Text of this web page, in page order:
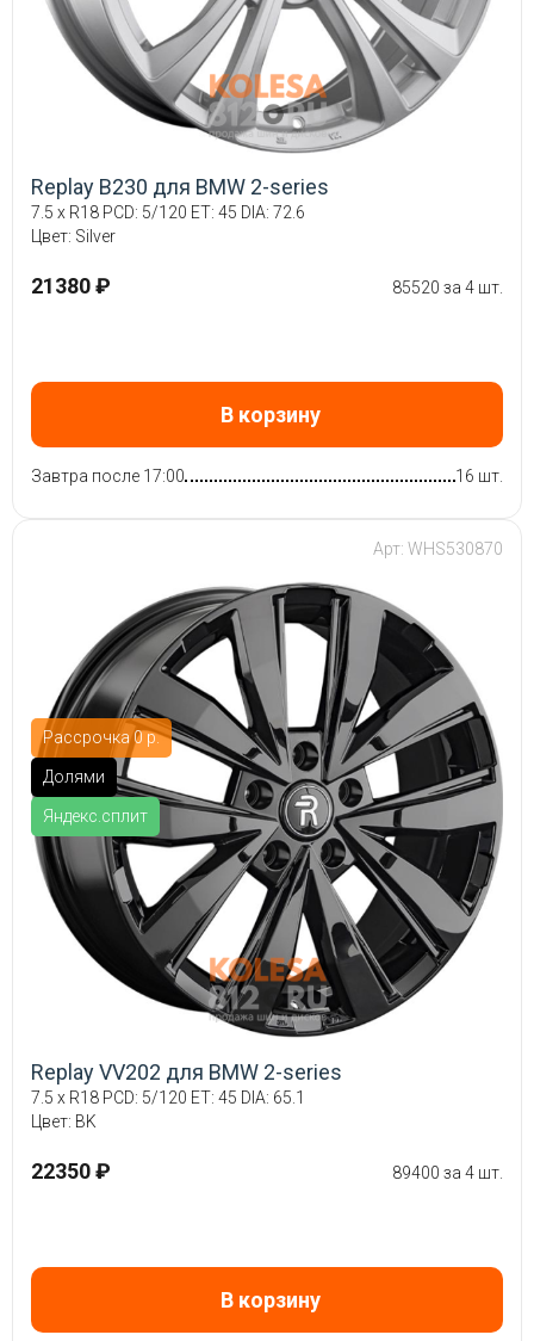
Replay B230 для BMW 2-series
7.5 x R18 PCD: 5/120 ET: 45 DIA: 72.6
Цвет: Silver
21380 ₽ 85520 за 4 шт.
В корзину
Завтра после 17:00 16 шт.
Рассрочка 0 р.
Долями
Яндекс.сплит
Арт: WHS530870
Replay VV202 для BMW 2-series
7.5 x R18 PCD: 5/120 ET: 45 DIA: 65.1
Цвет: BK
22350 ₽ 89400 за 4 шт.
В корзину